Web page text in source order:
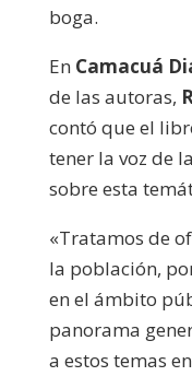
boga.
En Camacuá
de las autoras,
contó que el
tener la voz de
sobre esta
«Tratamos de
la población,
en el ámbito
panorama
a estos temas